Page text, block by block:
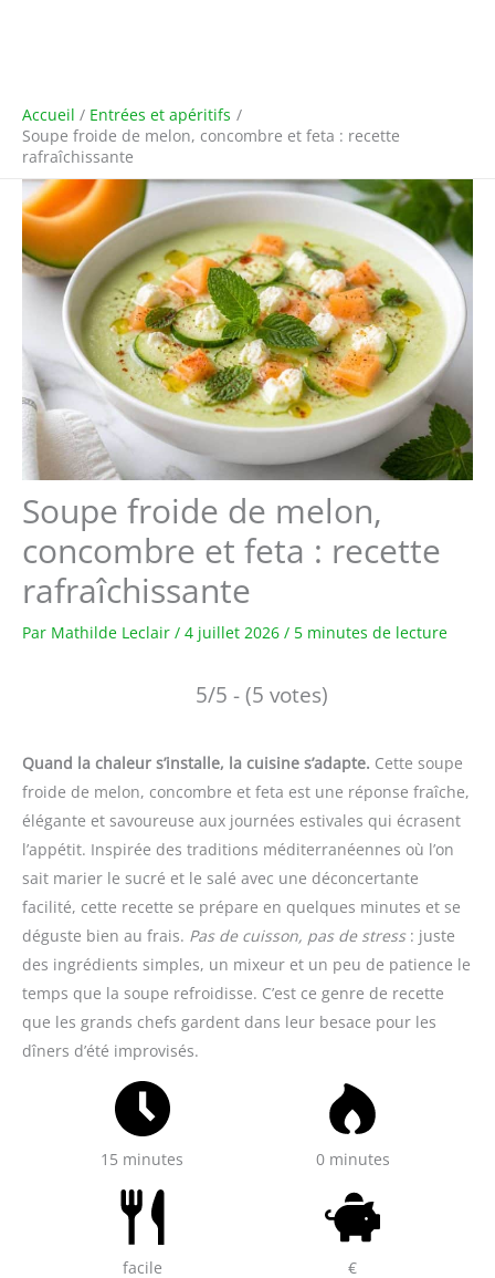
Accueil
Entrées et apéritifs
Soupe froide de melon, concombre et feta : recette
rafraîchissante
Soupe froide de melon,
concombre et feta : recette
rafraîchissante
Par Mathilde Leclair / 4 juillet 2026 / 5 minutes de lecture
5/5 - (5 votes)
Quand la chaleur s’installe, la cuisine s’adapte. Cette soupe
froide de melon, concombre et feta est une réponse fraîche,
élégante et savoureuse aux journées estivales qui écrasent
l’appétit. Inspirée des traditions méditerranéennes où l’on
sait marier le sucré et le salé avec une déconcertante
facilité, cette recette se prépare en quelques minutes et se
déguste bien au frais. Pas de cuisson, pas de stress: juste
des ingrédients simples, un mixeur et un peu de patience le
temps que la soupe refroidisse. C’est ce genre de recette
que les grands chefs gardent dans leur besace pour les
dîners d’été improvisés.
15 minutes 0 minutes
facile €